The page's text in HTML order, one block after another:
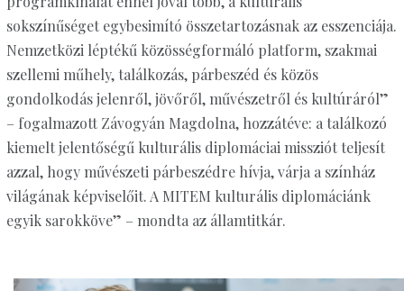
sokszínűséget egybesimító összetartozásnak az esszenciája.
Nemzetközi léptékű közösségformáló platform, szakmai
szellemi műhely, találkozás, párbeszéd és közös
gondolkodás jelenről, jövőről, művészetről és kultúráról”
– fogalmazott Závogyán Magdolna, hozzátéve: a találkozó
kiemelt jelentőségű kulturális diplomáciai missziót teljesít
azzal, hogy művészeti párbeszédre hívja, várja a színház
világának képviselőit. A MITEM kulturális diplomáciánk
egyik sarokköve” – mondta az államtitkár.